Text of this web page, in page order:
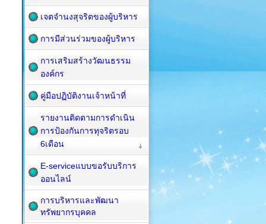
เจตจำนงสุจริตของผู้บริหาร
การมีส่วนร่วมของผู้บริหาร
การเสริมสร้างวัฒนธรรม
องค์กร
คู่มือปฏิบัติงานเจ้าหน้าที่
รายงานติดตามการดำเนิน
การป้องกันการทุจริตรอบ
6เดือน
E-serviceแบบขอรับบริการ
ออนไลน์
การบริหารและพัฒนา
ทรัพยากรบุคคล